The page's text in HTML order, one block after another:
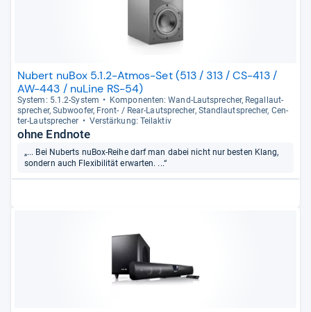
Nubert nuBox 5.1.2-Atmos-Set (513 / 313 / CS-413 /
AW-443 / nuLine RS-54)
Sys­tem: 5.1.2-​Sys­tem
Kom­po­nen­ten: Wand-​Laut­spre­cher, Regal­laut­
spre­cher, Sub­woofer, Front-​ / Rear-​Laut­spre­cher, Stand­laut­spre­cher, Cen­
ter-​Laut­spre­cher
Ver­stär­kung: Teilak­tiv
ohne Endnote
„... Bei Nuberts nuBox-Reihe darf man dabei nicht nur besten Klang,
sondern auch Flexibilität erwarten. ...“